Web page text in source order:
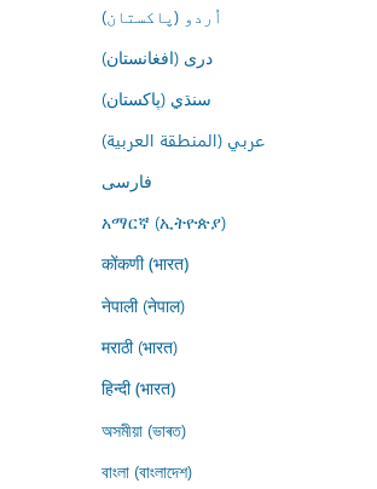
اُردو (پاکستان)
درى (افغانستان)
سنڌي (پاکستان)
عربي (المنطقة العربية)
فارسى
አማርኛ (ኢትዮጵያ)
कोंकणी (भारत)
नेपाली (नेपाल)
मराठी (भारत)
हिन्दी (भारत)
অসমীয়া (ভাৰত)
বাংলা (বাংলাদেশ)